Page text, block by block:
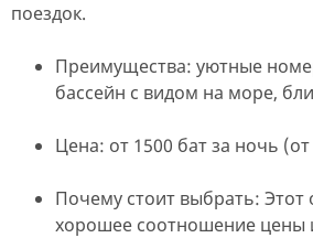
поездок.
Преимущества: уютные
бассейн с видом на море,
Цена: от 1500 бат за ночь (от
Почему стоит выбрать: Этот
хорошее соотношение цены